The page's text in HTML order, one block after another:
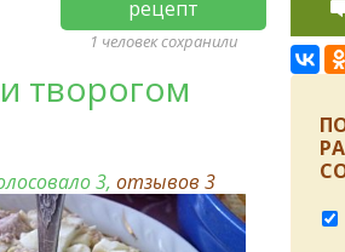
рецепт
1 человек сохранили
творогом
3,отзывов3